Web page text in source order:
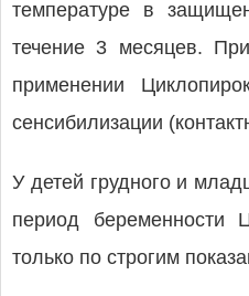
температуре в
течение 3 месяцев.
применении
сенсибилизации
У детей грудного и
период беременности
только по строгим